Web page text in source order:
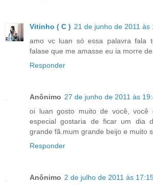
Vitinho ( C ) 21 de junho de 2011 às
amo vc luan só essa palavra fala
falase que me amasse eu ia morre
Responder
Anônimo 27 de junho de 2011 às
oi luan gosto muito de você, você
especial gostaria de ficar um dia
grande fã.mum grande beijo e muito
Responder
Anônimo 2 de julho de 2011 às